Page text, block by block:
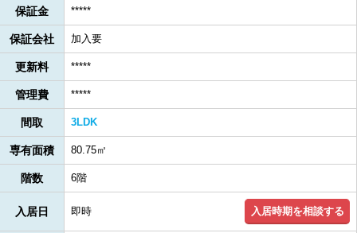
保証金 *****
保証会社 加入要
更新料 *****
管理費 *****
間取 3LDK
専有面積 80.75㎡
階数 6階
入居日 即時 入居時期を相談する